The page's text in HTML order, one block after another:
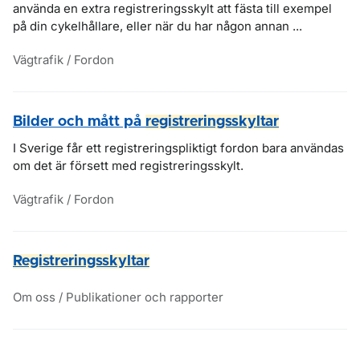
använda en extra registreringsskylt att fästa till exempel
på din cykelhållare, eller när du har någon annan ...
Vägtrafik / Fordon
Bilder och mått på registreringsskyltar
I Sverige får ett registreringspliktigt fordon bara användas
om det är försett med registreringsskylt.
Vägtrafik / Fordon
Registreringsskyltar
Om oss / Publikationer och rapporter